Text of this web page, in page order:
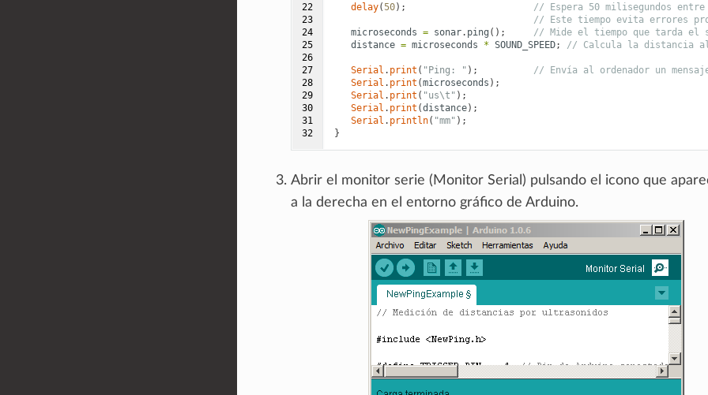
22
23
24
25
26
27
28
29
30
31
32
delay(50);
// Espera 50 milisegundos entre
// Este tiempo evita errores
microseconds = sonar. ping ();
// Mide el tiempo que tarda el
distance = microseconds * SOUND_SPEED; // Calcula la distancia al
Serial . print ( "Ping: " );
// Envía al ordenador un
Serial . print (microseconds );
Serial . print ( "us\t " );
Serial . print (distance);
Serial . println( "mm" );
}
Abrir el monitor serie (Monitor Serial) pulsando el icono que
a la derecha en el entorno gráfico de Arduino.